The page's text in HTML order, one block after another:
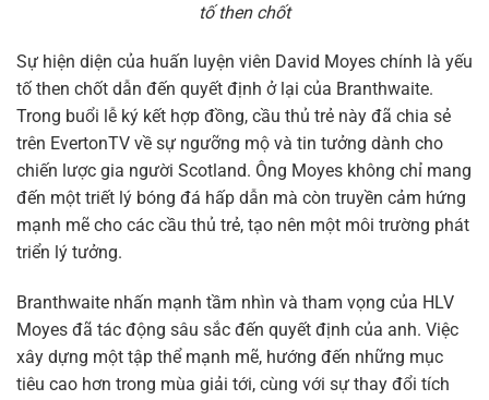
tố then chốt
Sự hiện diện của huấn luyện viên David Moyes chính là yếu
tố then chốt dẫn đến quyết định ở lại của Branthwaite.
Trong buổi lễ ký kết hợp đồng, cầu thủ trẻ này đã chia sẻ
trên EvertonTV về sự ngưỡng mộ và tin tưởng dành cho
chiến lược gia người Scotland. Ông Moyes không chỉ mang
đến một triết lý bóng đá hấp dẫn mà còn truyền cảm hứng
mạnh mẽ cho các cầu thủ trẻ, tạo nên một môi trường phát
triển lý tưởng.
Branthwaite nhấn mạnh tầm nhìn và tham vọng của HLV
Moyes đã tác động sâu sắc đến quyết định của anh. Việc
xây dựng một tập thể mạnh mẽ, hướng đến những mục
tiêu cao hơn trong mùa giải tới, cùng với sự thay đổi tích